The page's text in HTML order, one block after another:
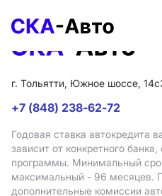
г. Тольятти, Южное шоссе,
+7 (848) 238-62-72
Годовая ставка автокредита
зависит от конкретного
программы. Минимальный
максимальный - 96 месяцев.
дополнительные комиссии